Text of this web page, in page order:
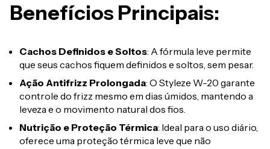
Benefícios Principais:
Cachos Definidos e Soltos: A fórmula leve permite
que seus cachos fiquem definidos e soltos, sem pesar.
Ação Antifrizz Prolongada: O Styleze W-20 garante
controle do frizz mesmo em dias úmidos, mantendo a
leveza e o movimento natural dos fios.
Nutrição e Proteção Térmica: Ideal para o uso diário,
oferece uma proteção térmica leve que não